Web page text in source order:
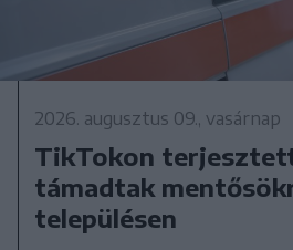
2026. augusztus 09., vasárnap
TikTokon
támadtak
településen